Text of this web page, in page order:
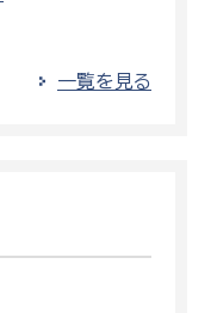
一覧を見る